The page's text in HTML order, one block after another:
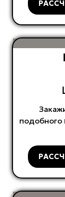
подобного